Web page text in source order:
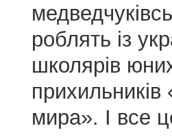
роблять із
школярів юних
прихильників
мира». І все